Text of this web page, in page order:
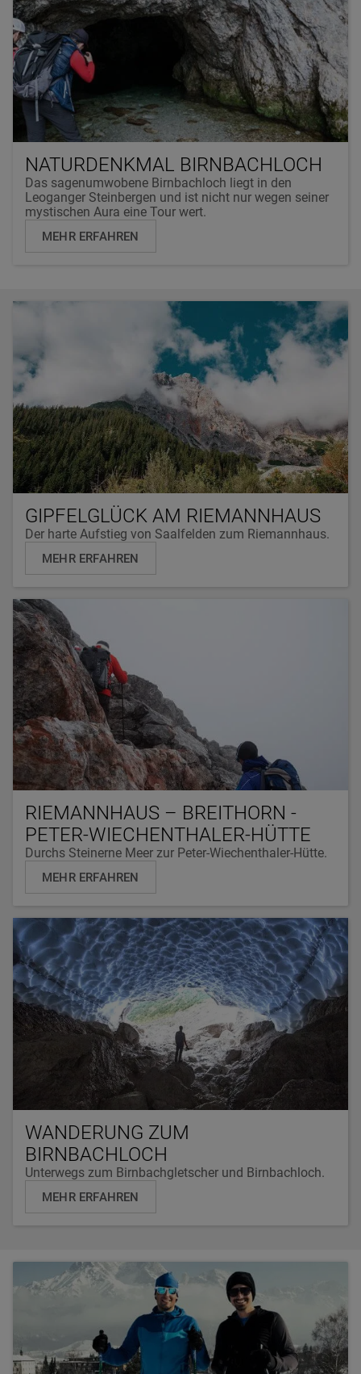
NATURDENKMAL BIRNBACHLOCH
Das sagenumwobene Birnbachloch liegt in den
Leoganger Steinbergen und ist nicht nur wegen seiner
mystischen Aura eine Tour wert.
MEHR ERFAHREN
GIPFELGLÜCK AM RIEMANNHAUS
Der harte Aufstieg von Saalfelden zum Riemannhaus.
MEHR ERFAHREN
RIEMANNHAUS – BREITHORN -
PETER-WIECHENTHALER-HÜTTE
Durchs Steinerne Meer zur Peter-Wiechenthaler-Hütte.
MEHR ERFAHREN
WANDERUNG ZUM
BIRNBACHLOCH
Unterwegs zum Birnbachgletscher und Birnbachloch.
MEHR ERFAHREN